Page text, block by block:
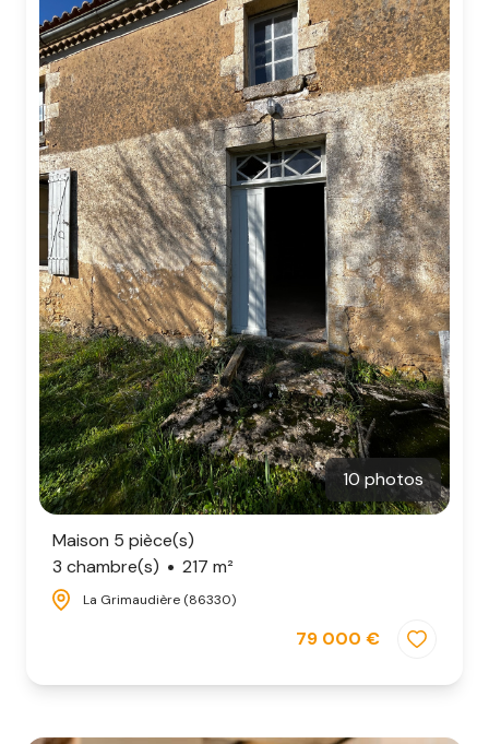
10 photos
Maison 5 pièce(s)
3 chambre(s)
217 m²
La Grimaudière (86330)
79 000 €